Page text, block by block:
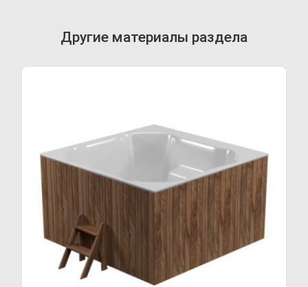
Другие материалы раздела